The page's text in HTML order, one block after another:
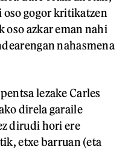
oso gogor kritikatzen
oso azkar eman nahi
nahasmena
lezake Carles
direla garaile
dirudi hori ere
etxe barruan (eta